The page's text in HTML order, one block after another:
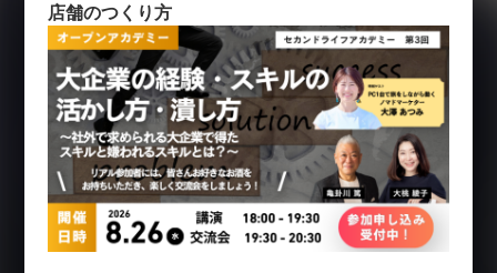
店舗のつくり方